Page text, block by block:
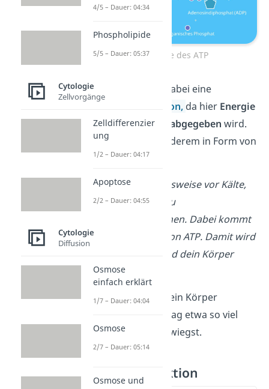
Hydrolyse des ATP
Die Hydrolyse ist dabei eine
exotherme Reaktion, da hier Energie
an die Umgebung
abgegeben wird.
Das kann unter anderem in Form von
Wärme passieren.
Zitterst du beispielsweise vor Kälte,
dann bekommst du
Muskelkontraktionen. Dabei kommt
es zur Hydrolyse von ATP. Damit wird
Wärme erzeugt und dein Körper
warm gehalten.
Schon gewusst?
Dein Körper
verbraucht jeden Tag etwa so viel
ATP, wie du selbst wiegst.
ATP — Produktion
4/5 – Dauer: 04:34
Phospholipide
5/5 – Dauer: 05:37
Cytologie
Zellvorgänge
Zelldifferenzier
ung
1/2 – Dauer: 04:17
Apoptose
2/2 – Dauer: 04:55
Cytologie
Diffusion
Osmose
einfach erklärt
1/7 – Dauer: 04:04
Osmose
2/7 – Dauer: 05:14
Osmose und